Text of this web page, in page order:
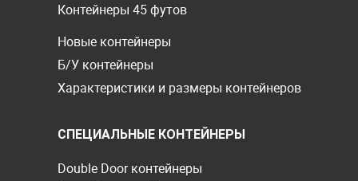
Контейнеры 45 футов
Новые контейнеры
Б/У контейнеры
Характеристики и размеры контейнеров
СПЕЦИАЛЬНЫЕ КОНТЕЙНЕРЫ
Double Door контейнеры